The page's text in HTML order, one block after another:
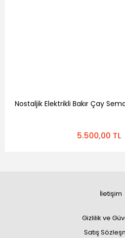
Nostaljik Elektrikli Bakır Çay
5.500,00 TL
İletişim
Gizlilik ve
Satış